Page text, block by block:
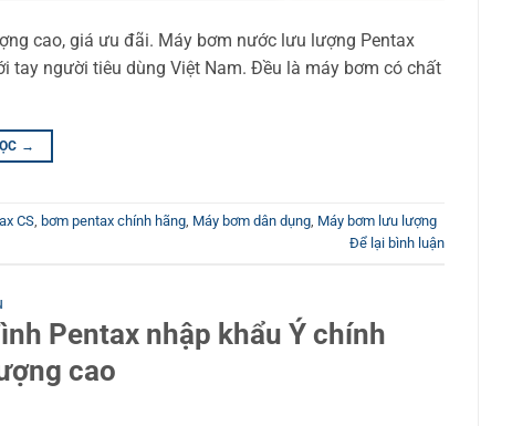
cao, giá ưu đãi. Máy bơm nước lưu lượng Pentax
tay người tiêu dùng Việt Nam. Đều là máy bơm có chất
→
CS, bơm pentax chính hãng, Máy bơm dân dụng, Máy bơm lưu lượng
Để lại bình luận
Pentax nhập khẩu Ý chính
cao